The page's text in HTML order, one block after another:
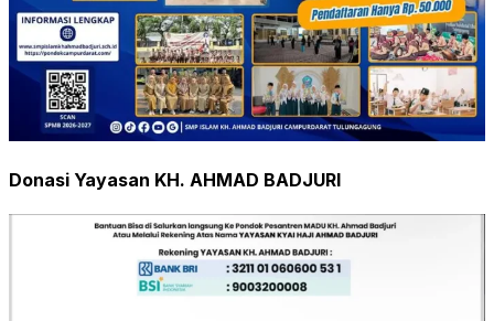
Donasi Yayasan KH. AHMAD BADJURI